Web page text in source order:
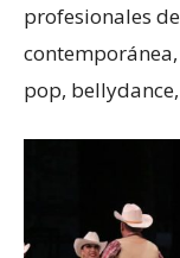
profesionales
pop,